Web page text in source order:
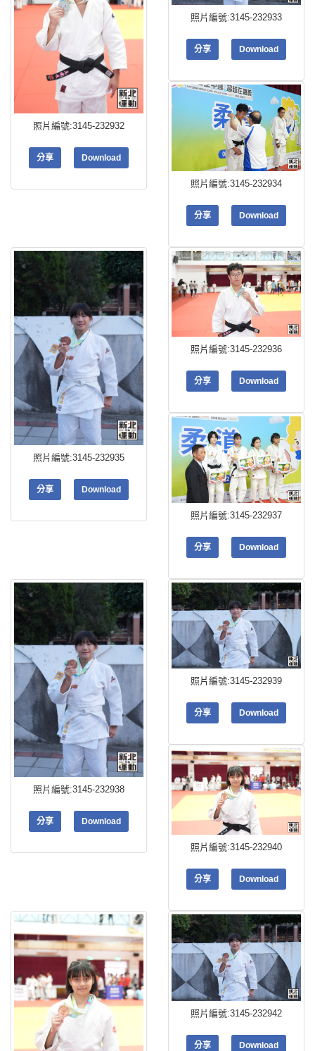
照片編號:3145-232932
分享 Download
照片編號:3145-232933
分享 Download
照片編號:3145-232934
分享 Download
照片編號:3145-232935
分享 Download
照片編號:3145-232936
分享 Download
照片編號:3145-232937
分享 Download
照片編號:3145-232938
分享 Download
照片編號:3145-232939
分享 Download
照片編號:3145-232940
分享 Download
照片編號:3145-232942
分享 Download